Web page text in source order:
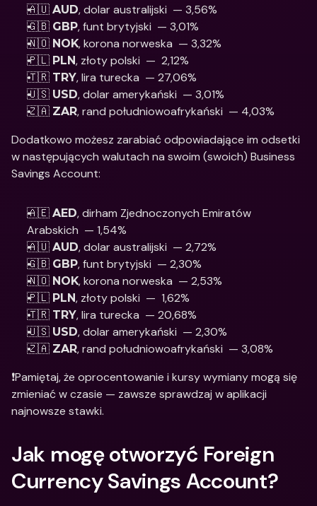
🇦🇺 AUD, dolar australijski  — 3,56%
🇬🇧 GBP, funt brytyjski  — 3,01%
🇳🇴 NOK, korona norweska  — 3,32%
🇵🇱 PLN, złoty polski  —  2,12%
🇹🇷 TRY, lira turecka  — 27,06%
🇺🇸 USD, dolar amerykański  — 3,01%
🇿🇦 ZAR, rand południowoafrykański  — 4,03%
Dodatkowo możesz zarabiać odpowiadające im odsetki
w następujących walutach na swoim (swoich) Business
Savings Account:
🇦🇪 AED, dirham Zjednoczonych Emiratów
Arabskich  — 1,54%
🇦🇺 AUD, dolar australijski  — 2,72%
🇬🇧 GBP, funt brytyjski  — 2,30%
🇳🇴 NOK, korona norweska  — 2,53%
🇵🇱 PLN, złoty polski  —  1,62%
🇹🇷 TRY, lira turecka  — 20,68%
🇺🇸 USD, dolar amerykański  — 2,30%
🇿🇦 ZAR, rand południowoafrykański  — 3,08%
❗Pamiętaj, że oprocentowanie i kursy wymiany mogą się
zmieniać w czasie — zawsze sprawdzaj w aplikacji
najnowsze stawki.
Jak mogę otworzyć Foreign
Currency Savings Account?